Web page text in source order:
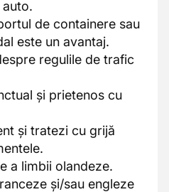
de containere sau
este un avantaj.
regulile de trafic
și prietenos cu
și tratezi cu grijă
a limbii olandeze.
și/sau engleze